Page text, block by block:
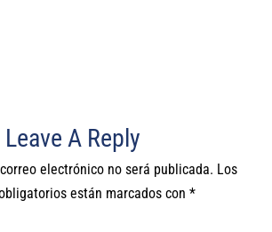
Leave A Reply
electrónico no será publicada. Los
están marcados con *